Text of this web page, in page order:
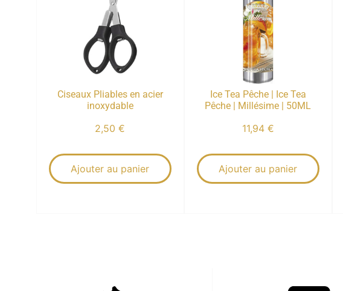
Ciseaux Pliables en acier
inoxydable
2,50€
Ajouter au panier
Ice Tea Pêche | Ice Tea
Pêche | Millésime | 50ML
11,94 €
Ajouter au panier